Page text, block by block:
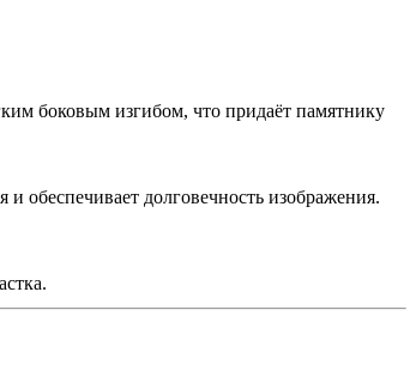
боковым изгибом, что придаёт памятнику
обеспечивает долговечность изображения.